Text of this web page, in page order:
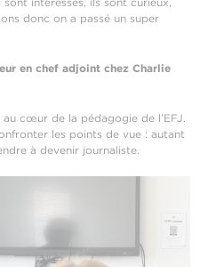
donc on a passé un super
en chef adjoint chez Charlie
cœur de la pédagogie de l’EFJ.
les points de vue : autant
à devenir journaliste.